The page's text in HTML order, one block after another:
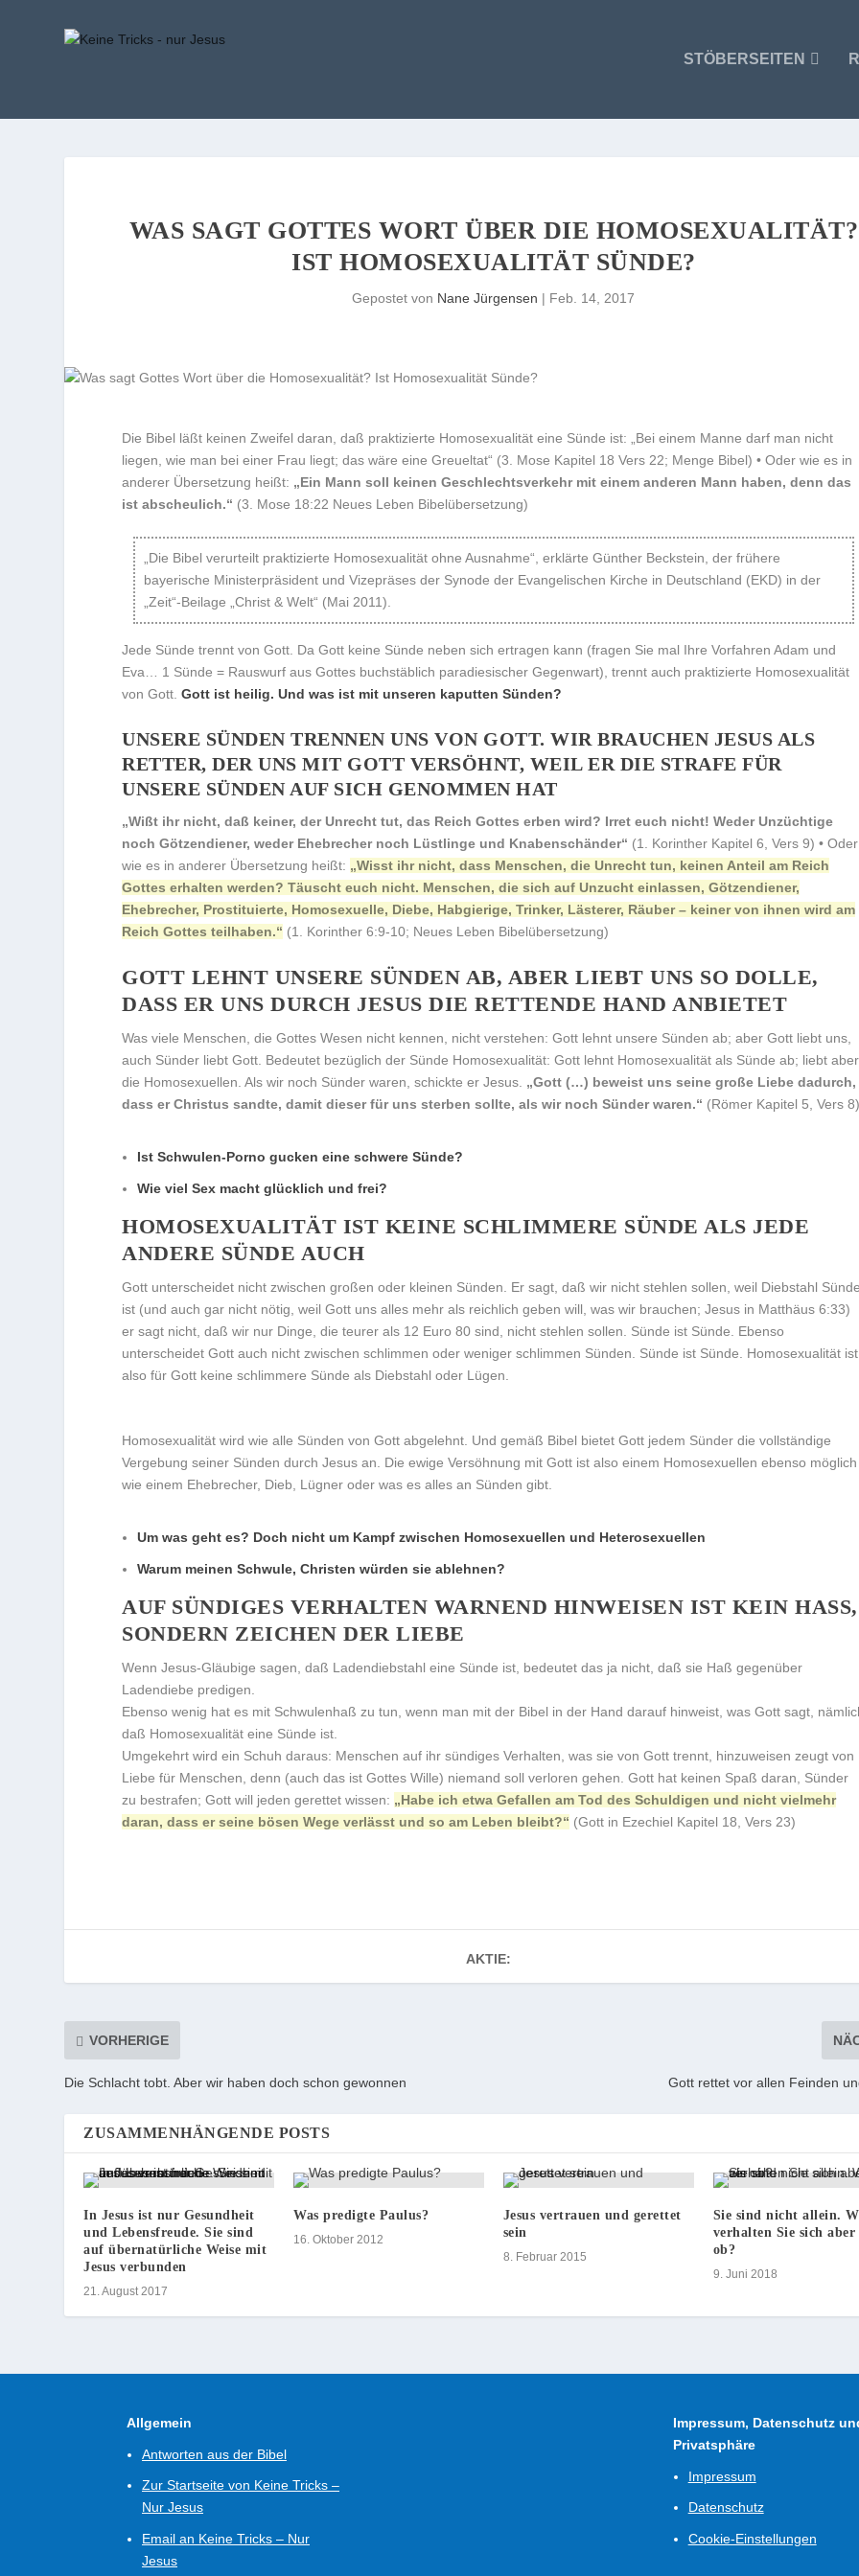
STÖBERSEITEN
WAS SAGT GOTTES WORT ÜBER DIE HOMOSEXUALITÄT?
IST HOMOSEXUALITÄT SÜNDE?
Gepostet von Nane Jürgensen | Feb. 14, 2017
Die Bibel läßt keinen Zweifel daran, daß praktizierte Homosexualität eine Sünde ist:
„Bei einem Manne darf man nicht
liegen, wie man bei einer Frau liegt; das wäre eine Greueltat“ (3. Mose Kapitel 18 Vers 22; Menge Bibel) • Oder wie es in
anderer Übersetzung heißt: „Ein Mann soll keinen Geschlechtsverkehr mit einem anderen Mann haben, denn das
ist abscheulich.“ (3. Mose 18:22 Neues Leben Bibelübersetzung)
„Die Bibel verurteilt praktizierte Homosexualität ohne Ausnahme“, erklärte Günther Beckstein, der frühere
bayerische Ministerpräsident und Vizepräses der Synode der Evangelischen Kirche in Deutschland (EKD) in der
„Zeit“-Beilage „Christ & Welt“ (Mai 2011).
Jede Sünde trennt von Gott. Da Gott keine Sünde neben sich ertragen kann (fragen Sie mal Ihre Vorfahren Adam und
Eva… 1 Sünde = Rauswurf aus Gottes buchstäblich paradiesischer Gegenwart), trennt auch praktizierte Homosexualität
von Gott.Gott ist heilig. Und was ist mit unseren kaputten Sünden?
UNSERE SÜNDEN TRENNEN UNS VON GOTT. WIR BRAUCHEN JESUS ALS
RETTER, DER UNS MIT GOTT VERSÖHNT, WEIL ER DIE STRAFE FÜR
UNSERE SÜNDEN AUF SICH GENOMMEN HAT
„Wißt ihr nicht, daß keiner, der Unrecht tut, das Reich Gottes erben wird? Irret euch nicht! Weder Unzüchtige
noch Götzendiener, weder Ehebrecher noch Lüstlinge und Knabenschänder“ (1. Korinther Kapitel 6, Vers 9) • Oder
wie es in anderer Übersetzung heißt: „Wisst ihr nicht, dass Menschen, die Unrecht tun, keinen Anteil am Reich
Gottes erhalten werden? Täuscht euch nicht. Menschen, die sich auf Unzucht einlassen, Götzendiener,
Ehebrecher, Prostituierte, Homosexuelle, Diebe, Habgierige, Trinker, Lästerer, Räuber – keiner von ihnen wird am
Reich Gottes teilhaben.“ (1. Korinther 6:9-10; Neues Leben Bibelübersetzung)
GOTT LEHNT UNSERE SÜNDEN AB, ABER LIEBT UNS SO DOLLE,
DASS ER UNS DURCH JESUS DIE RETTENDE HAND ANBIETET
Was viele Menschen, die Gottes Wesen nicht kennen, nicht verstehen: Gott lehnt unsere Sünden ab; aber Gott liebt uns,
auch Sünder liebt Gott. Bedeutet bezüglich der Sünde Homosexualität: Gott lehnt Homosexualität als Sünde ab; liebt aber
die Homosexuellen. Als wir noch Sünder waren, schickte er Jesus. „Gott (…) beweist uns seine große Liebe dadurch,
dass er Christus sandte, damit dieser für uns sterben sollte, als wir noch Sünder waren.“ (Römer Kapitel 5, Vers
Ist Schwulen-Porno gucken eine schwere Sünde?
Wie viel Sex macht glücklich und frei?
HOMOSEXUALITÄT IST KEINE SCHLIMMERE SÜNDE ALS JEDE
ANDERE SÜNDE AUCH
Gott unterscheidet nicht zwischen großen oder kleinen Sünden. Er sagt, daß wir nicht stehlen sollen, weil Diebstahl
ist (und auch gar nicht nötig, weil Gott uns alles mehr als reichlich geben will, was wir brauchen; Jesus in Matthäus 6:33)
er sagt nicht, daß wir nur Dinge, die teurer als 12 Euro 80 sind, nicht stehlen sollen. Sünde ist Sünde. Ebenso
unterscheidet Gott auch nicht zwischen schlimmen oder weniger schlimmen Sünden. Sünde ist Sünde. Homosexualität ist
also für Gott keine schlimmere Sünde als Diebstahl oder Lügen.
Homosexualität wird wie alle Sünden von Gott abgelehnt. Und gemäß Bibel bietet Gott jedem Sünder die vollständige
Vergebung seiner Sünden durch Jesus an. Die ewige Versöhnung mit Gott ist also einem Homosexuellen ebenso möglich
wie einem Ehebrecher, Dieb, Lügner oder was es alles an Sünden gibt.
Um was geht es? Doch nicht um Kampf zwischen Homosexuellen und Heterosexuellen
Warum meinen Schwule, Christen würden sie ablehnen?
AUF SÜNDIGES VERHALTEN WARNEND HINWEISEN IST KEIN HASS, S
ONDERN ZEICHEN DER LIEBE
Wenn Jesus-Gläubige sagen, daß Ladendiebstahl eine Sünde ist, bedeutet das ja nicht, daß sie Haß gegenüber
Ladendiebe predigen.
Ebenso wenig hat es mit Schwulenhaß zu tun, wenn man mit der Bibel in der Hand darauf hinweist, was Gott sagt,
daß Homosexualität eine Sünde ist.
Umgekehrt wird ein Schuh daraus: Menschen auf ihr sündiges Verhalten, was sie von Gott trennt, hinzuweisen zeugt von
Liebe für Menschen, denn (auch das ist Gottes Wille) niemand soll verloren gehen. Gott hat keinen Spaß daran, Sünder
zu bestrafen; Gott will jeden gerettet wissen: „Habe ich etwa Gefallen am Tod des Schuldigen und nicht vielmehr
daran, dass er seine bösen Wege verlässt und so am Leben bleibt?“ (Gott in Ezechiel Kapitel 18, Vers 23)
AKTIE:
VORHERIGE
Die Schlacht tobt. Aber wir haben doch schon gewonnen Gott rettet vor allen Feinden
ZUSAMMENHÄNGENDE POSTS
In Jesus ist nur Gesundheit
und Lebensfreude. Sie sind
auf übernatürliche Weise mit
Jesus verbunden
21. August 2017
Was predigte Paulus?
16. Oktober 2012
Jesus vertrauen und gerettet
sein
8. Februar 2015
Sie sind nicht allein.
verhalten Sie sich aber
ob?
9. Juni 2018
Allgemein
Antworten aus der Bibel
Zur Startseite von Keine Tricks –
Nur Jesus
Email an Keine Tricks – Nur
Jesus
Impressum, Datenschutz
Privatsphäre
Impressum
Datenschutz
Cookie-Einstellungen